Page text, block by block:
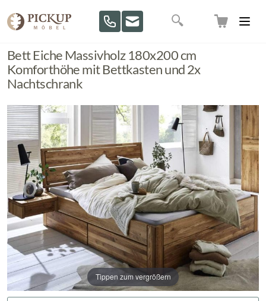
Suche
Bett Eiche Massivholz 180x200 cm
Komforthöhe mit Bettkasten und 2x
Nachtschrank
Tippen zum vergrößern